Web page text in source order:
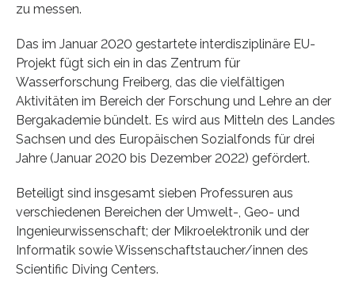
zu messen.
Das im Januar 2020 gestartete interdisziplinäre EU-
Projekt fügt sich ein in das Zentrum für
Wasserforschung Freiberg, das die vielfältigen
Aktivitäten im Bereich der Forschung und Lehre an der
Bergakademie bündelt. Es wird aus Mitteln des Landes
Sachsen und des Europäischen Sozialfonds für drei
Jahre (Januar 2020 bis Dezember 2022) gefördert.
Beteiligt sind insgesamt sieben Professuren aus
verschiedenen Bereichen der Umwelt-, Geo- und
Ingenieurwissenschaft; der Mikroelektronik und der
Informatik sowie Wissenschaftstaucher/innen des
Scientific Diving Centers.